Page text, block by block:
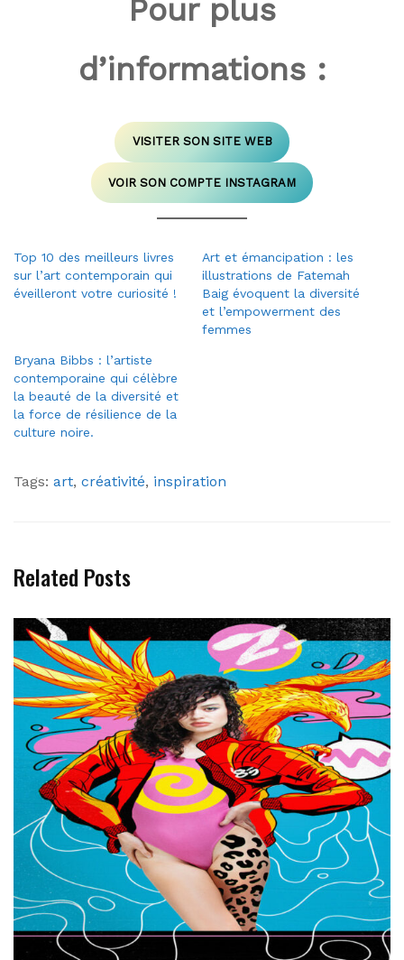
Pour plus
d’informations :
VISITER SON SITE WEB
VOIR SON COMPTE INSTAGRAM
Top 10 des meilleurs livres
sur l’art contemporain qui
éveilleront votre curiosité !
Art et émancipation : les
illustrations de Fatemah
Baig évoquent la diversité
et l’empowerment des
femmes
Bryana Bibbs : l’artiste
contemporaine qui célèbre
la beauté de la diversité et
la force de résilience de la
culture noire.
Tags: art, créativité, inspiration
Related Posts